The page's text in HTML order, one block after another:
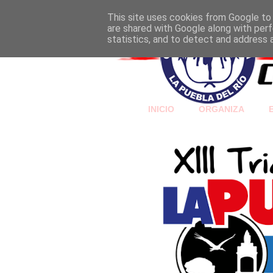
INICIO ORGANIZA
This site uses cookies from Google
are shared with Google along with
statistics, and to detect and address